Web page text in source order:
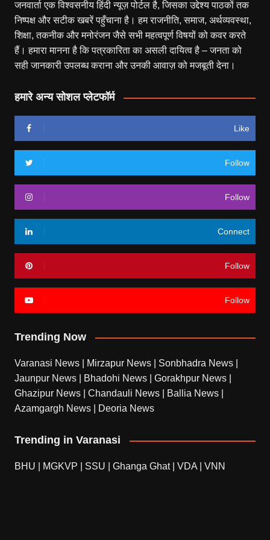
जनवार्ता एक विश्वसनीय हिंदी न्यूज़ पोर्टल है, जिसका उद्देश्य पाठकों तक
निष्पक्ष और सटीक खबरें पहुँचाना है। हम राजनीति, समाज, अर्थव्यवस्था,
शिक्षा, तकनीक और मनोरंजन जैसे सभी महत्वपूर्ण विषयों को कवर करते
हैं। हमारा मानना है कि पत्रकारिता का असली दायित्व है – जनता को
सही जानकारी उपलब्ध कराना और उनकी आवाज़ को मजबूती देना।
हमारे अन्य सोशल प्लेटफॉर्म
Like
Follow
Follow
Connect
Follow
Follow
Trending Now
Varanasi News Mirzapur News Sonbhadra News
Jaunpur News
Bhadohi News Gorakhpur News
Ghazipur News
Chandauli News Ballia News
Azamgargh News
Deoria News
Trending in Varanasi
BHU MGKVP SSU Ghanga Ghat| VDA VNN